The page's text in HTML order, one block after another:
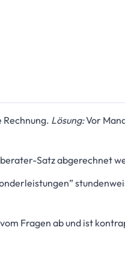
Lösung:Vor
Satz abgerechnet
Fragen ab und ist